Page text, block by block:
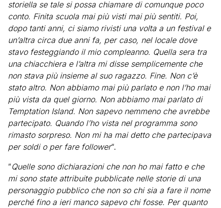
storiella se tale si possa chiamare di comunque poco
conto. Finita scuola mai più visti mai più sentiti. Poi,
dopo tanti anni, ci siamo rivisti una volta a un festival e
un’altra circa due anni fa, per caso, nel locale dove
stavo festeggiando il mio compleanno. Quella sera tra
una chiacchiera e l’altra mi disse semplicemente che
non stava più insieme al suo ragazzo. Fine. Non c’è
stato altro. Non abbiamo mai più parlato e non l’ho mai
più vista da quel giorno. Non abbiamo mai parlato di
Temptation Island. Non sapevo nemmeno che avrebbe
partecipato. Quando l’ho vista nel programma sono
rimasto sorpreso. Non mi ha mai detto che partecipava
per soldi o per fare follower“.
“Quelle sono dichiarazioni che non ho mai fatto e che
mi sono state attribuite pubblicate nelle storie di una
personaggio pubblico che non so chi sia a fare il nome
perché fino a ieri manco sapevo chi fosse. Per quanto